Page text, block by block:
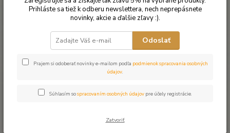
Prihláste sa tiež k odberu newslettera, nech neprepásnete
novinky, akcie a ďalšie zľavy :).
Odoslať
Prajem si odoberať novinky e-mailom podľa podmienok spracovania osobných
údajov.
Súhlasím sospracovaním osobných údajov pre účely registrácie.
Zatvoriť